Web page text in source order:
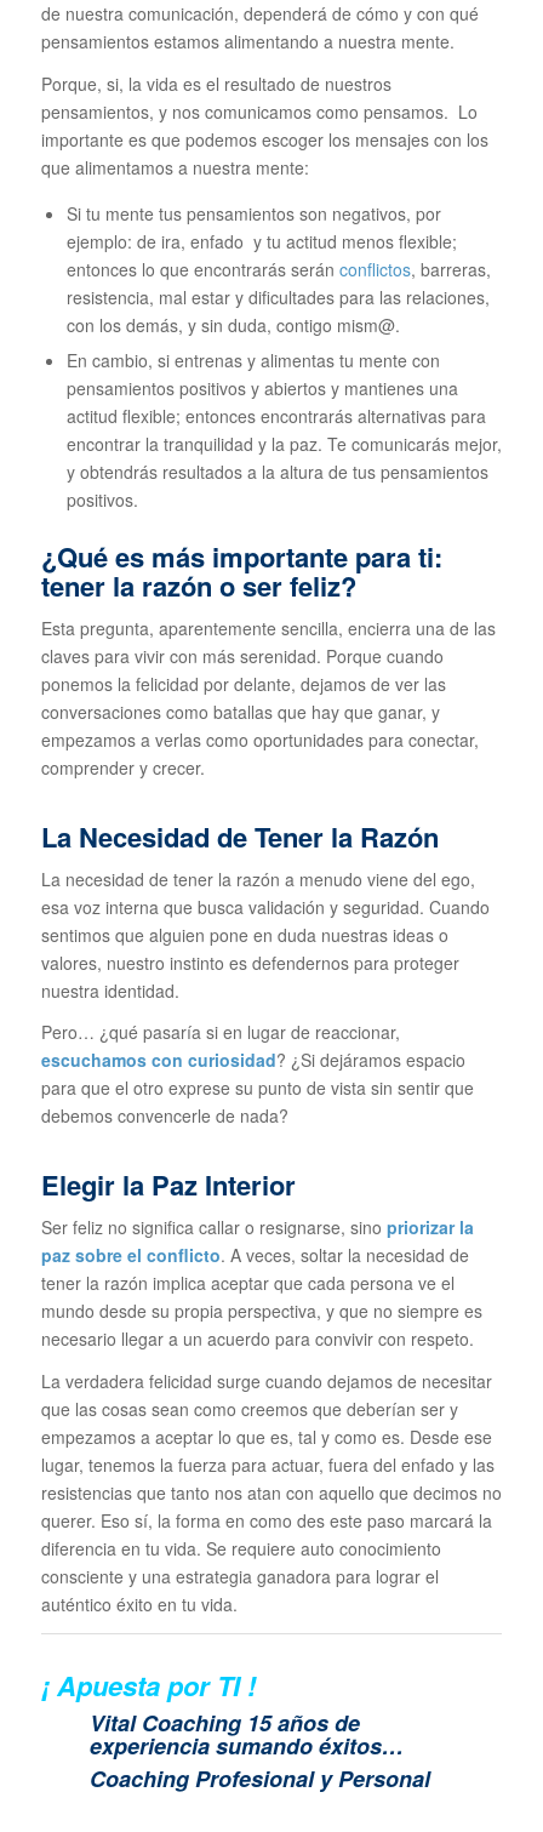
de nuestra comunicación, dependerá de cómo y con qué
pensamientos estamos alimentando a nuestra mente.
Porque, si, la vida es el resultado de nuestros
pensamientos, y nos comunicamos como pensamos. Lo
importante es que podemos escoger los mensajes con los
que alimentamos a nuestra mente:
Si tu mente tus pensamientos son negativos, por
ejemplo: de ira, enfado y tu actitud menos flexible;
entonces lo que encontrarás serán conflictos, barreras,
resistencia, mal estar y dificultades para las relaciones,
con los demás, y sin duda, contigo mism@.
En cambio, si entrenas y alimentas tu mente con
pensamientos positivos y abiertos y mantienes una
actitud flexible; entonces encontrarás alternativas para
encontrar la tranquilidad y la paz. Te comunicarás mejor,
y obtendrás resultados a la altura de tus pensamientos
positivos.
¿Qué es más importante para ti:
tener la razón o ser feliz?
Esta pregunta, aparentemente sencilla, encierra una de las
claves para vivir con más serenidad. Porque cuando
ponemos la felicidad por delante, dejamos de ver las
conversaciones como batallas que hay que ganar, y
empezamos a verlas como oportunidades para conectar,
comprender y crecer.
La Necesidad de Tener la Razón
La necesidad de tener la razón a menudo viene del ego,
esa voz interna que busca validación y seguridad. Cuando
sentimos que alguien pone en duda nuestras ideas o
valores, nuestro instinto es defendernos para proteger
nuestra identidad.
Pero… ¿qué pasaría si en lugar de reaccionar,
escuchamos con curiosidad? ¿Si dejáramos espacio
para que el otro exprese su punto de vista sin sentir que
debemos convencerle de nada?
Elegir la Paz Interior
Ser feliz no significa callar o resignarse, sino priorizar la
paz sobre el conflicto. A veces, soltar la necesidad de
tener la razón implica aceptar que cada persona ve el
mundo desde su propia perspectiva, y que no siempre es
necesario llegar a un acuerdo para convivir con respeto.
La verdadera felicidad surge cuando dejamos de necesitar
que las cosas sean como creemos que deberían ser y
empezamos a aceptar lo que es, tal y como es. Desde ese
lugar, tenemos la fuerza para actuar, fuera del enfado y las
resistencias que tanto nos atan con aquello que decimos no
querer. Eso sí, la forma en como des este paso marcará la
diferencia en tu vida. Se requiere auto conocimiento
consciente y una estrategia ganadora para lograr el
auténtico éxito en tu vida.
¡ Apuesta por TI !
Vital Coaching 15 años de
experiencia sumando éxitos…
Coaching Profesional y Personal